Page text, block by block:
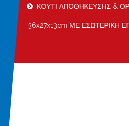
ΚΟΥΤΙ ΑΠΟΘΗΚΕΥΣΗΣ &
36x27x13cm ΜΕ ΕΣΩΤΕΡΙΚΗ